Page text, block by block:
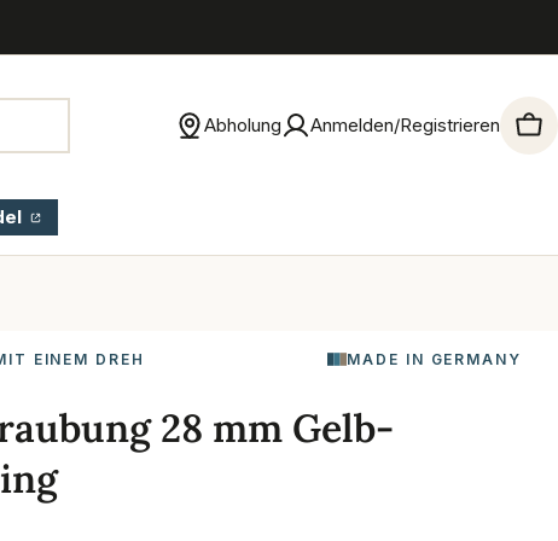
Abholung Anmelden/Registrieren
EINEM DREH
MADE IN GERMANY
28 mm Gelb-